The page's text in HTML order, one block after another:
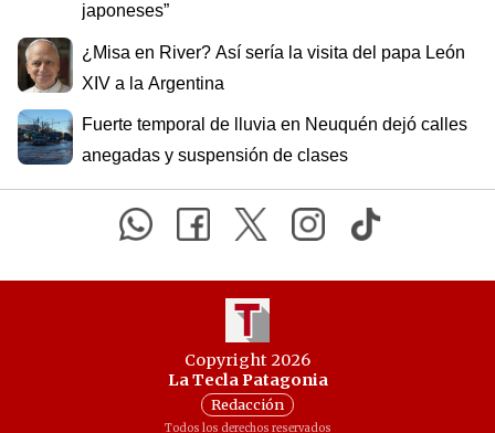
japoneses”
¿Misa en River? Así sería la visita del papa León
XIV a la Argentina
Fuerte temporal de lluvia en Neuquén dejó calles
anegadas y suspensión de clases
Copyright 2026
La Tecla Patagonia
Redacción
Todos los derechos reservados